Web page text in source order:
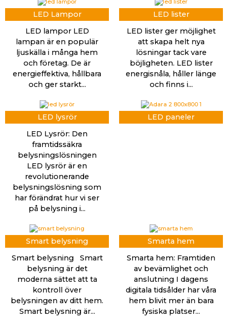
LED Lampor
LED lampor LED
lampan är en populär
ljuskälla i många hem
och företag. De är
energieffektiva, hållbara
och ger starkt...
LED lister
LED lister ger möjlighet
att skapa helt nya
lösningar tack vare
böjligheten. LED lister
energisnåla, håller länge
och finns i...
LED lysrör
LED Lysrör: Den
framtidssäkra
belysningslösningen
LED lysrör är en
revolutionerande
belysningslösning som
har förändrat hur vi ser
på belysning i...
LED paneler
Smart belysning
Smart belysning Smart
belysning är det
moderna sättet att ta
kontroll över
belysningen av ditt hem.
Smart belysning är...
Smarta hem
Smarta hem: Framtiden
av bevämlighet och
anslutning I dagens
digitala tidsålder har våra
hem blivit mer än bara
fysiska platser...